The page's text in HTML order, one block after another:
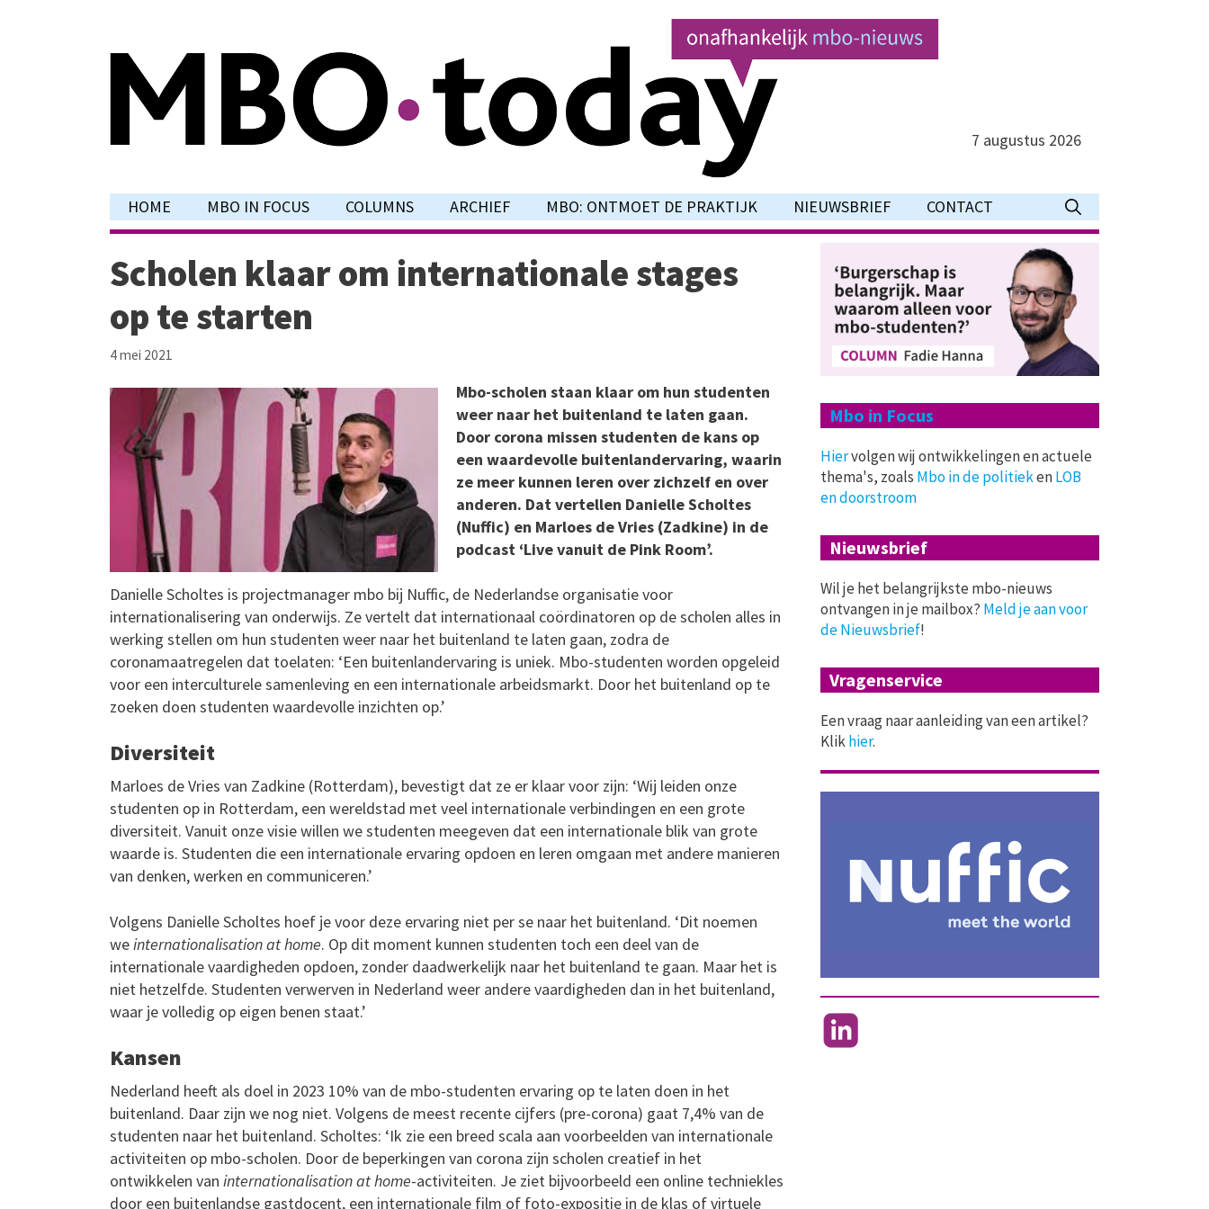
7 augustus 2026
HOME MBO IN FOCUS COLUMNS ARCHIEF MBO: ONTMOET DE PRAKTIJK NIEUWSBRIEF CONTACT
Scholen klaar om internationale stages
op te starten
4 mei 2021
Mbo-scholen staan klaar om hun studenten
weer naar het buitenland te laten gaan.
Door corona missen studenten de kans op
een waardevolle buitenlandervaring, waarin
ze meer kunnen leren over zichzelf en over
anderen. Dat vertellen Danielle Scholtes
(Nuffic) en Marloes de Vries (Zadkine) in de
podcast ‘Live vanuit de Pink Room’.
Danielle Scholtes is projectmanager mbo bij Nuffic, de Nederlandse organisatie voor
internationalisering van onderwijs. Ze vertelt dat internationaal coördinatoren op de scholen alles in
werking stellen om hun studenten weer naar het buitenland te laten gaan, zodra de
coronamaatregelen dat toelaten: ‘Een buitenlandervaring is uniek. Mbo-studenten worden opgeleid
voor een interculturele samenleving en een internationale arbeidsmarkt. Door het buitenland op te
zoeken doen studenten waardevolle inzichten op.’
Diversiteit
Marloes de Vries van Zadkine (Rotterdam), bevestigt dat ze er klaar voor zijn: ‘Wij leiden onze
studenten op in Rotterdam, een wereldstad met veel internationale verbindingen en een grote
diversiteit. Vanuit onze visie willen we studenten meegeven dat een internationale blik van grote
waarde is. Studenten die een internationale ervaring opdoen en leren omgaan met andere manieren
van denken, werken en communiceren.’
Volgens Danielle Scholtes hoef je voor deze ervaring niet per se naar het buitenland. ‘Dit noemen
weinternationalisation at home. Op dit moment kunnen studenten toch een deel van de
internationale vaardigheden opdoen, zonder daadwerkelijk naar het buitenland te gaan. Maar het is
niet hetzelfde. Studenten verwerven in Nederland weer andere vaardigheden dan in het buitenland,
waar je volledig op eigen benen staat.’
Kansen
Nederland heeft als doel in 2023 10% van de mbo-studenten ervaring op te laten doen in het
buitenland. Daar zijn we nog niet. Volgens de meest recente cijfers (pre-corona) gaat 7,4% van de
studenten naar het buitenland. Scholtes: ‘Ik zie een breed scala aan voorbeelden van internationale
activiteiten op mbo-scholen. Door de beperkingen van corona zijn scholen creatief in het
ontwikkelen van internationalisation at home-activiteiten. Je ziet bijvoorbeeld een online techniekles
door een buitenlandse gastdocent, een internationale film of foto-expositie in de klas of virtuele
Mbo in Focus
Hiervolgen wij ontwikkelingen en actuele
thema's, zoals Mbo in de politiekenLOB
en doorstroom
Nieuwsbrief
Wil je het belangrijkste mbo-nieuws
ontvangen in je mailbox? Meld je aan voor
de Nieuwsbrief!
Vragenservice
Een vraag naar aanleiding van een artikel?
Klikhier.